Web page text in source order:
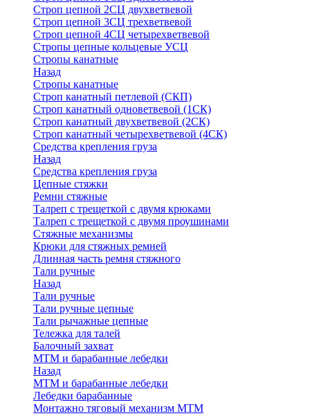
Строп цепной 2СЦ двухветвевой
Строп цепной 3СЦ трехветвевой
Строп цепной 4СЦ четырехветвевой
Стропы цепные кольцевые УСЦ
Стропы канатные
Назад
Стропы канатные
Строп канатный петлевой (СКП)
Строп канатный одноветвевой (1СК)
Строп канатный двухветвевой (2СК)
Строп канатный четырехветвевой (4СК)
Средства крепления груза
Назад
Средства крепления груза
Цепные стяжки
Ремни стяжные
Талреп с трещеткой с двумя крюками
Талреп с трещеткой с двумя проушинами
Стяжные механизмы
Крюки для стяжных ремней
Длинная часть ремня стяжного
Тали ручные
Назад
Тали ручные
Тали ручные цепные
Тали рычажные цепные
Тележка для талей
Балочный захват
МТМ и барабанные лебедки
Назад
МТМ и барабанные лебедки
Лебедки барабанные
Монтажно тяговый механизм МТМ